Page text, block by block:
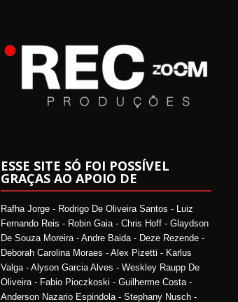
ESSE SITE SÓ FOI POSSÍVEL
GRAÇAS AO APOIO DE
Rafha Jorge - Rodrigo De Oliveira Santos - Luiz
Fernando Reis - Robin Gaia - Chris Hoff - Glaydson
De Souza Moreira - Andre Baida - Deze Rezende -
Deborah Carolina Moraes - Alex Pizetti - Karlus
Valga - Alyson Garcia Alves - Weskley Raupp De
Oliveira - Fabio Pioczkoski - Guilherme Costa -
Anderson Nazario Espindola - Stephany Nusch -